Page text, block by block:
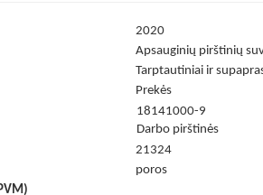
2020
Apsauginių pirštinių
Tarptautiniai ir
Prekės
18141000-9
Darbo pirštinės
21324
poros